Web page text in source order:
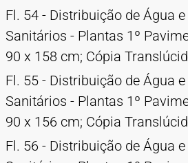
Fl. 54 - Distribuição de Água
Sanitários - Plantas 1º
90 x 158 cm; Cópia
Fl. 55 - Distribuição de Água
Sanitários - Plantas 1º
90 x 156 cm; Cópia
Fl. 56 - Distribuição de Água